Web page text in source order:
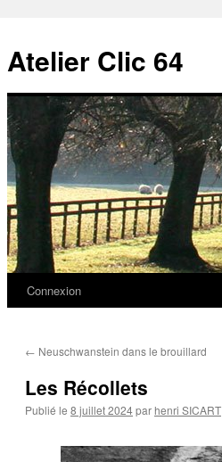
contenu
Atelier Clic 64
Connexion
← Neuschwanstein dans le brouillard
Les Récollets
Publié le 8 juillet 2024par henri SICART